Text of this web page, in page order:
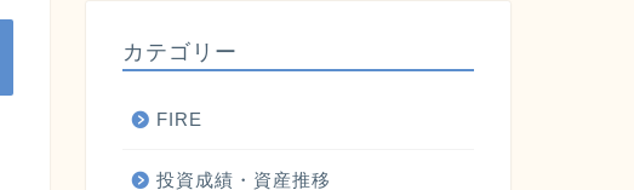
カテゴリー
FIRE
投資成績・資産推移